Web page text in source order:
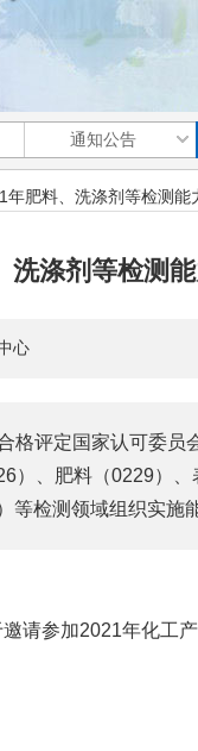
年肥料、洗涤剂等检测
洗涤剂等检
心
格评定国家认可委
）、肥料（0229）
等检测领域组织实施
邀请参加2021年化工